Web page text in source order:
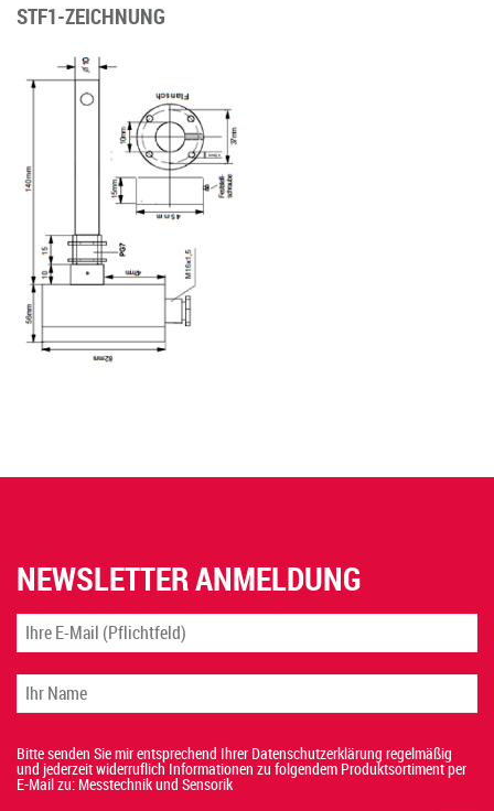
STF1-ZEICHNUNG
NEWSLETTER ANMELDUNG
Bitte senden Sie mir entsprechend Ihrer Datenschutzerklärung regelmäßig
und jederzeit widerruflich Informationen zu folgendem Produktsortiment per
E-Mail zu: Messtechnik und Sensorik